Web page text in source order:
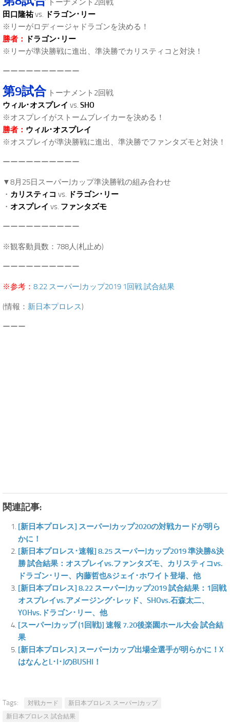
トーナメント2回戦
田口隆祐vs. ドラゴン･リー
※リーがロディージャドラゴンを決める！
勝者：
ドラゴン･リー
※リーが準決勝戦に進出、準決勝でカリスティコと対決！
ーーーーーーーーーー
第9試合トーナメント2回戦
ウィル･オスプレイ vs. SHO
※オスプレイがストームブレイカーを決める！
勝者： ウィル･オスプレイ
※オスプレイが準決勝戦に進出、準決勝でファンタズモと対決！
ーーーーーーーーーー
▼8月25日スーパーJカップ準決勝戦の組み合わせ
・ カリスティコ vs. ドラゴン･リー
・ オスプレイ vs. ファンタズモ
ーーーーーーーーーー
※観客動員数：788人(札止め)
ーーーーーーーーーー
※参考： 8.22 スーパーJカップ2019 1回戦 試合結果
(情報： 新日本プロレス)
ーーー
関連記事:
[新日本プロレス] スーパーJカップ2020の対戦カードが明ら
かに！
[新日本プロレス･速報] 8.25 スーパーJカップ2019 準決勝&決
勝 試合結果：オスプレイvs.ファンタズモ、カリスティコvs.
ドラゴン･リー、内藤哲也&ジェイ･ホワイト登場、他
[新日本プロレス] 8.22 スーパーJカップ2019 試合結果：1回戦
オスプレイvs.アメージング･レッド、SHOvs.石森太二、
YOHvs.ドラゴン･リー、他
[スーパーJカップ (1回戦)] 速報 7.20後楽園ホール大会 試合結
果
[新日本プロレス] スーパーJカップ出場全選手が明らかに！X
はなんとL･I･JのBUSHI！
Tags: 対戦カード
新日本プロレス スーパーJカップ
新日本プロレス 試合結果